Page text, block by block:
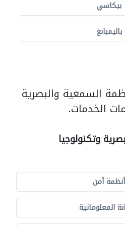
بيكاسي
باليمبانغ
السمعية والبصرية
الخدمات.
وتكنولوجيا
أنظمة أمن
المعلوماتية